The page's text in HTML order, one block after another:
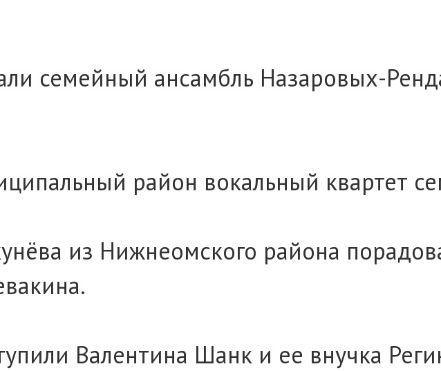
семейный ансамбль Назаровых-
район вокальный квартет
из Нижнеомского района
Валентина Шанк и ее внучка